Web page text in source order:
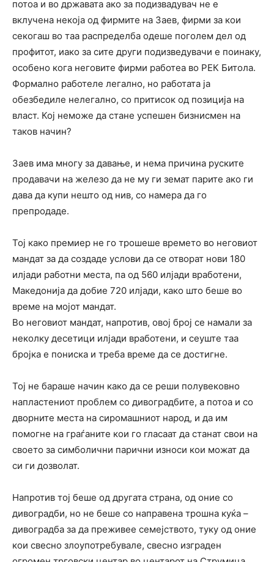
потоа и во државата ако за подизвадувач не е
вклучена некоја од фирмите на Заев, фирми за кои
секогаш во таа распределба одеше поголем дел од
профитот, иако за сите други подизведувачи е поинаку,
особено кога неговите фирми работеа во РЕК Битола.
Формално работеле легално, но работата ја
обезбедиле нелегално, со притисок од позиција на
власт. Кој неможе да стане успешен бизнисмен на
таков начин?
Заев има многу за давање, и нема причина руските
продавачи на железо да не му ги земат парите ако ги
дава да купи нешто од нив, со намера да го
препродаде.
Тој како премиер не го трошеше времето во неговиот
мандат за да создаде услови да се отворат нови 180
илјади работни места, па од 560 илјади вработени,
Македонија да добие 720 илјади, како што беше во
време на мојот мандат.
Во неговиот мандат, напротив, овој број се намали за
неколку десетици илјади вработени, и сеуште таа
бројка е пониска и треба време да се достигне.
Тој не бараше начин како да се реши полувековно
напластениот проблем со дивоградбите, а потоа и со
дворните места на сиромашниот народ, и да им
помогне на граѓаните кои го гласаат да станат свои на
своето за симболични парични износи кои можат да
си ги дозволат.
Напротив тој беше од другата страна, од оние со
дивоградби, но не беше со направена трошна куќа –
дивоградба за да преживее семејството, туку од оние
кои свесно злоупотребувале, свесно изграден